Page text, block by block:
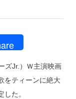
ズJr.）Ｗ主演映画
をティーンに絶大
た。